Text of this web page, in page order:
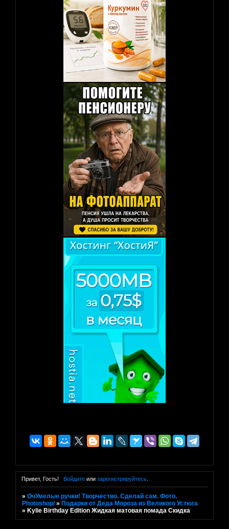
Привет, Гость! Войдитеили зарегистрируйтесь.
»ОчУмелые ручки! Творчество. Сделай сам. Фото.
Photoshop/ » Подарки от Деда Мороза из Великого Устюга
» Kylie Birthday Edition Жидкая матовая помада Скидка